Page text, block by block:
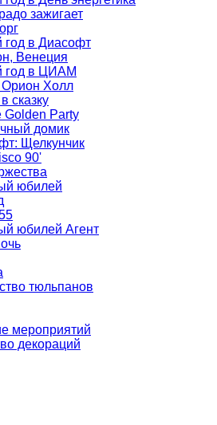
зажигает
год в Диасофт
Венеция
год в ЦИАМ
Орион Холл
сказку
Golden Party
домик
Щелкунчик
90'
юбилей
юбилей Агент
тюльпанов
мероприятий
декораций